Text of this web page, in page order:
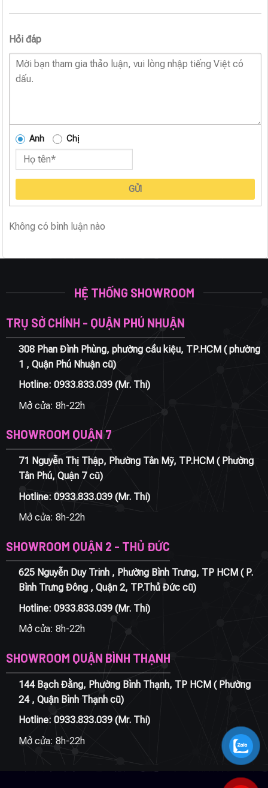
Hỏi đáp
Anh Chị
GỬI
Không có bình luận nào
HỆ THỐNG SHOWROOM
TRỤ SỞ CHÍNH - QUẬN PHÚ NHUẬN
308 Phan Đình Phùng, phường cầu kiệu, TP.HCM ( phường
1 , Quận Phú Nhuận cũ)
Hotline: 0933.833.039(Mr. Thi)
Mở cửa: 8h-22h
SHOWROOM QUẬN 7
71 Nguyễn Thị Thập, Phường Tân Mỹ, TP.HCM ( Phường
Tân Phú, Quận 7 cũ)
Hotline: 0933.833.039(Mr. Thi)
Mở cửa: 8h-22h
SHOWROOM QUẬN 2 - THỦ ĐỨC
625 Nguyễn Duy Trinh , Phường Bình Trưng, TP HCM ( P.
Bình Trưng Đông , Quận 2, TP.Thủ Đức cũ)
Hotline: 0933.833.039(Mr. Thi)
Mở cửa: 8h-22h
SHOWROOM QUẬN BÌNH THẠNH
144 Bạch Đằng, Phường Bình Thạnh, TP HCM ( Phường
24 , Quận Bình Thạnh cũ)
Hotline: 0933.833.039(Mr. Thi)
Mở cửa: 8h-22h